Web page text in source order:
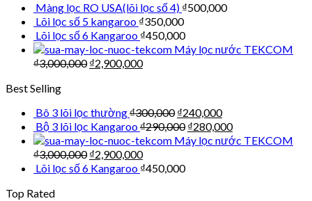
Màng lọc RO USA(lõi lọc số 4) ₫500,000
Lõi lọc số 5 kangaroo ₫350,000
Lõi lọc số 6 Kangaroo ₫450,000
Máy lọc nước TEKCOM
₫3,000,000 ₫2,900,000
Best Selling
Bô 3 lõi lọc thường₫300,000 ₫240,000
Bộ 3 lõi lọc Kangaroo₫290,000 ₫280,000
Máy lọc nước TEKCOM
₫3,000,000 ₫2,900,000
Lõi lọc số 6 Kangaroo ₫450,000
Top Rated